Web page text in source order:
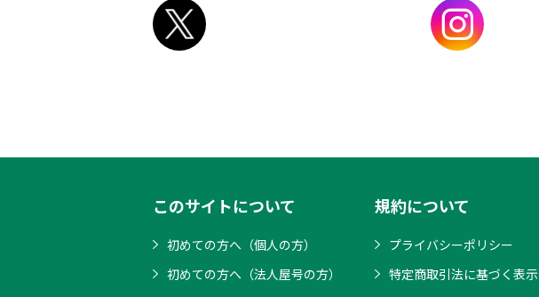
このサイトについて
初めての方へ（個人の方）
初めての方へ（法人屋号の方）
規約について
プライバシーポリシー
特定商取引法に基づく表示